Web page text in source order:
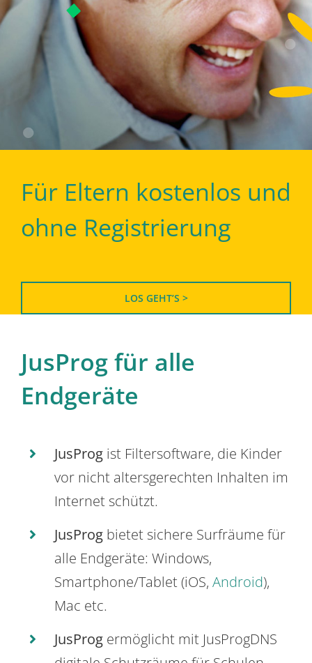
Für Eltern kostenlos und
ohne Registrierung
LOS GEHT’S >
JusProg für alle
Endgeräte
JusProg ist Filtersoftware, die Kinder
vor nicht altersgerechten Inhalten im
Internet schützt.
JusProg bietet sichere Surfräume für
alle Endgeräte: Windows,
Smartphone/Tablet (iOS, Android),
Mac etc.
JusProg ermöglicht mit JusProgDNS